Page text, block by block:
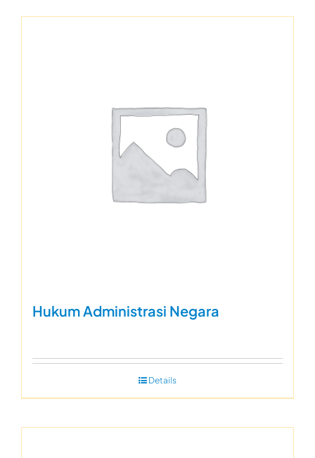
Hukum Administrasi Negara
Details